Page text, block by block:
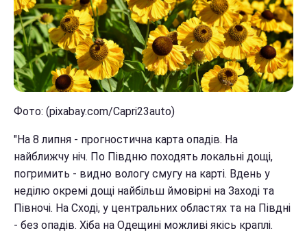
Фото: (pixabay.com/Capri23auto)
"На 8 липня - прогностична карта опадів. На
найближчу ніч. По Півдню походять локальні дощі,
погримить - видно вологу смугу на карті. Вдень у
неділю окремі дощі найбільш ймовірні на Заході та
Півночі. На Сході, у центральних областях та на Півдні
- без опадів. Хіба на Одещині можливі якісь краплі.